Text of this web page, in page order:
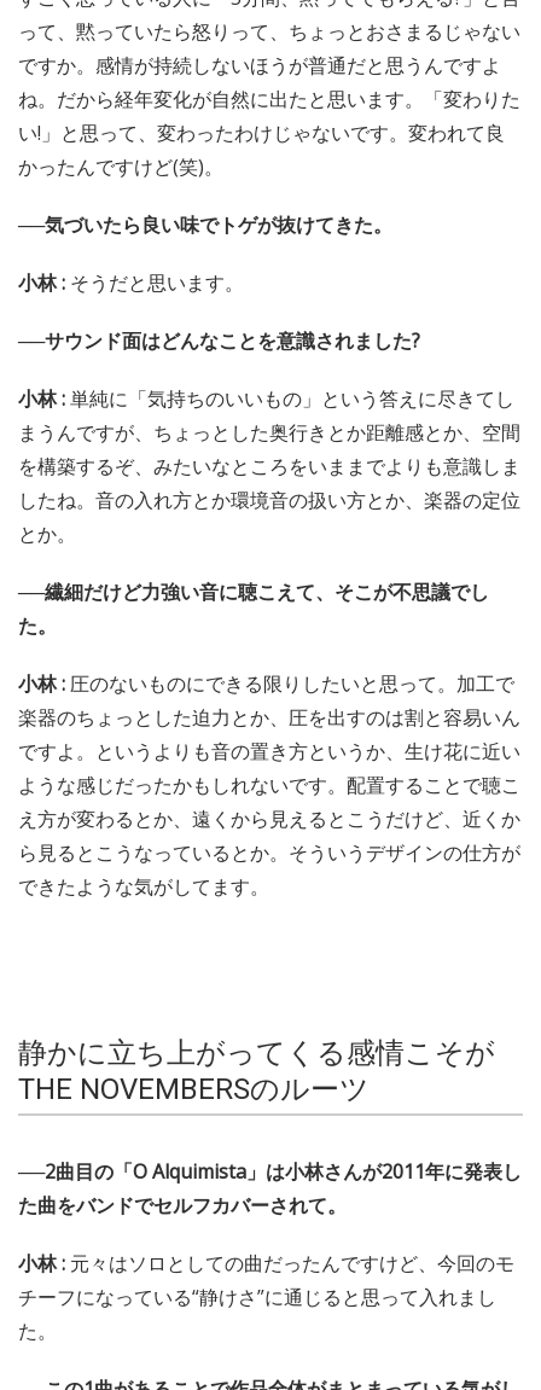
って、黙っていたら怒りって、ちょっとおさまるじゃない
ですか。感情が持続しないほうが普通だと思うんですよ
ね。だから経年変化が自然に出たと思います。「変わりた
い!」と思って、変わったわけじゃないです。変われて良
かったんですけど(笑)。
──気づいたら良い味でトゲが抜けてきた。
小林 : そうだと思います。
──サウンド面はどんなことを意識されました?
小林 :単純に「気持ちのいいもの」という答えに尽きてし
まうんですが、ちょっとした奥行きとか距離感とか、空間
を構築するぞ、みたいなところをいままでよりも意識しま
したね。音の入れ方とか環境音の扱い方とか、楽器の定位
とか。
──繊細だけど力強い音に聴こえて、そこが不思議でし
た。
小林 : 圧のないものにできる限りしたいと思って。加工で
楽器のちょっとした迫力とか、圧を出すのは割と容易いん
ですよ。というよりも音の置き方というか、生け花に近い
ような感じだったかもしれないです。配置することで聴こ
え方が変わるとか、遠くから見えるとこうだけど、近くか
ら見るとこうなっているとか。そういうデザインの仕方が
できたような気がしてます。
静かに立ち上がってくる感情こそが
THE NOVEMBERSのルーツ
──2曲目の「O Alquimista」は小林さんが2011年に発表し
た曲をバンドでセルフカバーされて。
小林 : 元々はソロとしての曲だったんですけど、今回のモ
チーフになっている“静けさ”に通じると思って入れまし
た。